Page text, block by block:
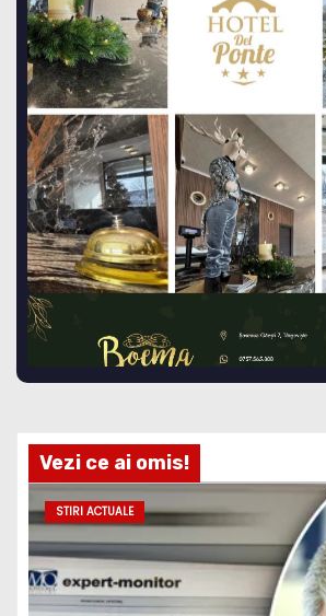
Vezi ce ai omis!
STIRI ACTUALE